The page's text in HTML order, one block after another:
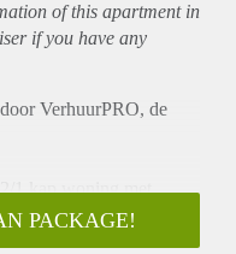
of this apartmentin
if you have any
VerhuurPRO, de
1 kap woning met
De woning
PACKAGE!